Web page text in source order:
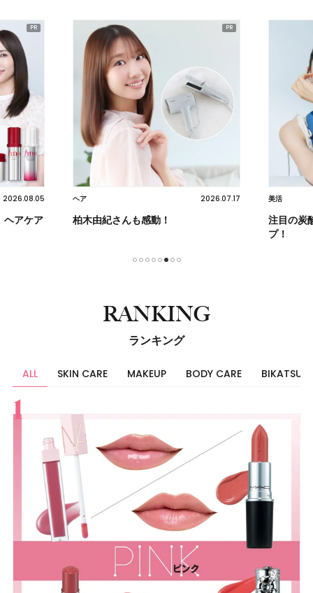
2026.08.05
ヘアケア
ヘア 2026.07.17
柏木由紀さんも感動！
美活
注目の炭
プ！
RANKING
ランキング
ALL SKIN CARE MAKEUP BODY CARE BIKATSU
すべて
スキンケア
メイク
ボディケア
美活
ヘア
ライフスタイル
ビューティーズ